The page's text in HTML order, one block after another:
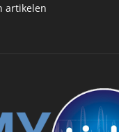
artikelen